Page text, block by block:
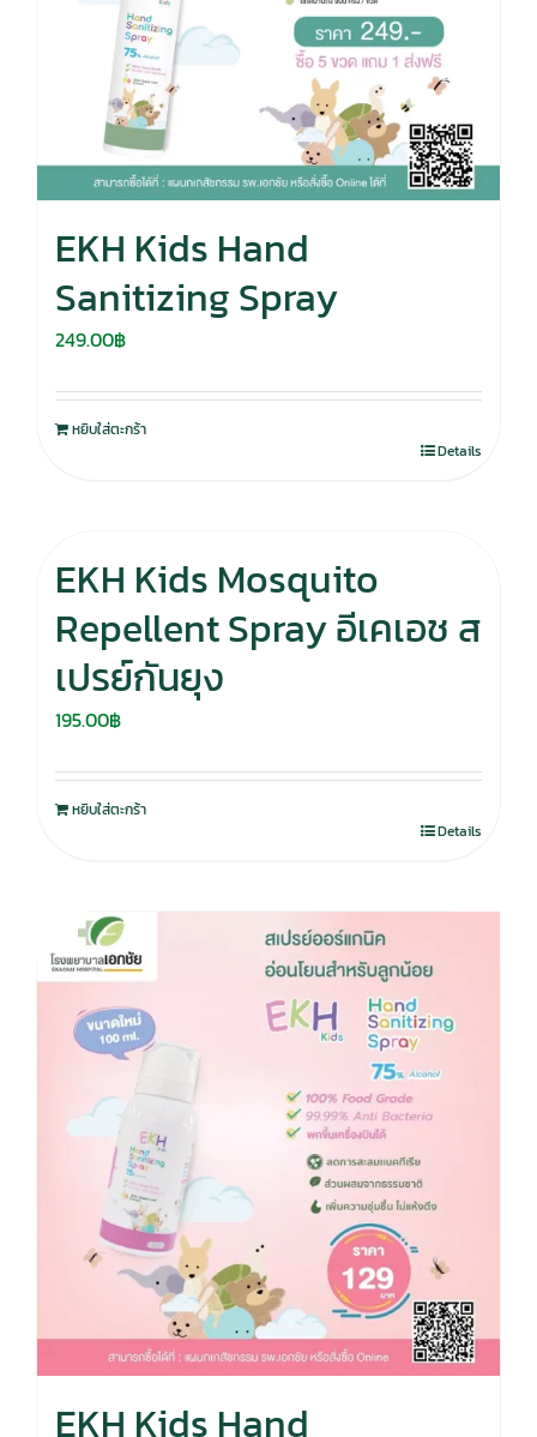
EKH Kids Hand
Sanitizing Spray
249.00฿
หยิบใส่ตะกร้า
Details
EKH Kids Mosquito
Repellent Spray อีเคเอช ส
เปรย์กันยุง
195.00฿
หยิบใส่ตะกร้า
Details
EKH Kids Hand